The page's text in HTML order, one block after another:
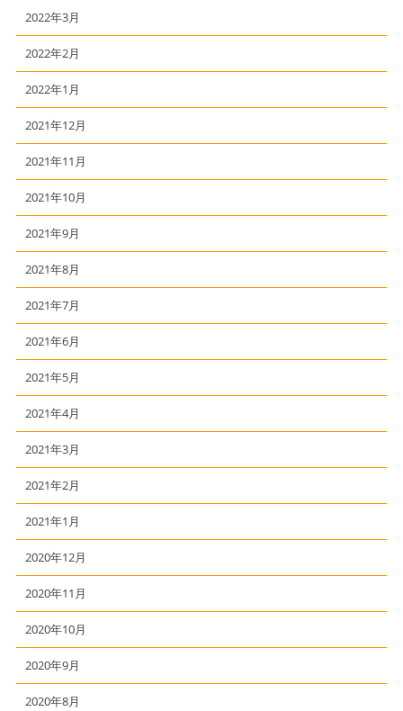
2022年3月
2022年2月
2022年1月
2021年12月
2021年11月
2021年10月
2021年9月
2021年8月
2021年7月
2021年6月
2021年5月
2021年4月
2021年3月
2021年2月
2021年1月
2020年12月
2020年11月
2020年10月
2020年9月
2020年8月